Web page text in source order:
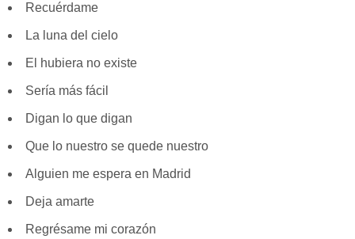
Recuérdame
La luna del cielo
El hubiera no existe
Sería más fácil
Digan lo que digan
Que lo nuestro se quede nuestro
Alguien me espera en Madrid
Deja amarte
Regrésame mi corazón